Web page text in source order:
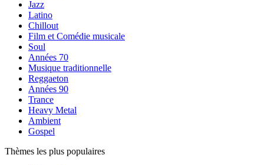
Jazz
Latino
Chillout
Film et Comédie musicale
Soul
Années 70
Musique traditionnelle
Reggaeton
Années 90
Trance
Heavy Metal
Ambient
Gospel
Thèmes les plus populaires